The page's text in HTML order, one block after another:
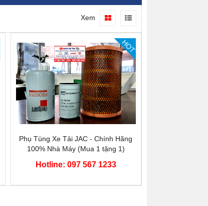
Xem
HOT
Phụ Tùng Xe Tải JAC - Chính Hãng
100% Nhà Máy (Mua 1 tặng 1)
Hotline: 097 567 1233